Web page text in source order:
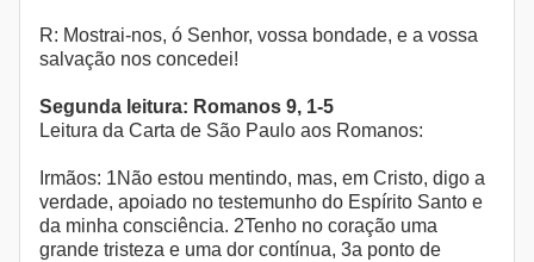
R: Mostrai-nos, ó Senhor, vossa bondade, e a vossa
salvação nos concedei!
Segunda leitura: Romanos 9, 1-5
Leitura da Carta de São Paulo aos Romanos:
Irmãos: 1Não estou mentindo, mas, em Cristo, digo a
verdade, apoiado no testemunho do Espírito Santo e
da minha consciência. 2Tenho no coração uma
grande tristeza e uma dor contínua, 3a ponto de